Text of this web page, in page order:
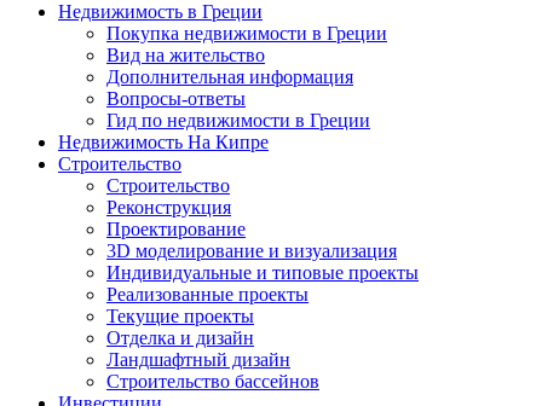
Недвижимость в Греции
Покупка недвижимости в Греции
Вид на жительство
Дополнительная информация
Вопросы-ответы
Гид по недвижимости в Греции
Недвижимость На Кипре
Строительство
Строительство
Реконструкция
Проектирование
3D моделирование и визуализация
Индивидуальные и типовые проекты
Реализованные проекты
Текущие проекты
Отделка и дизайн
Ландшафтный дизайн
Строительство бассейнов